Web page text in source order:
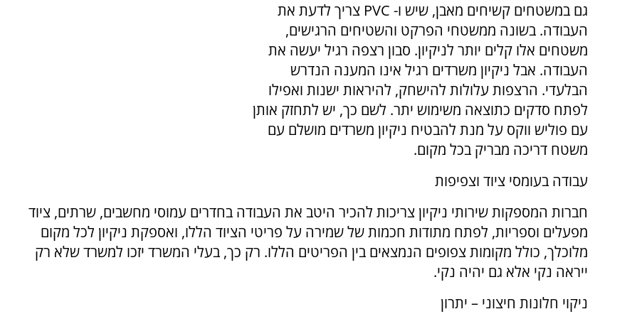
גם במשטחים קשיחים מאבן, שיש ו- PVC צריך לדעת את
העבודה. בשונה ממשטחי הפרקט והשטיחים הרגישים,
משטחים אלו קלים יותר לניקיון. סבון רצפה רגיל יעשה את
העבודה. אבל ניקיון משרדים רגיל אינו המענה הנדרש
הבלעדי. הרצפות עלולות להישחק, להיראות ישנות ואפילו
לפתח סדקים כתוצאה משימוש יתר. לשם כך, יש לתחזק אותן
עם פוליש ווקס על מנת להבטיח ניקיון משרדים מושלם עם
משטח דריכה מבריק בכל מקום.
עבודה בעומסי ציוד וצפיפות
חברות המספקות שירותי ניקיון צריכות להכיר היטב את העבודה בחדרים עמוסי מחשבים, שרתים, ציוד
מפעלים וספריות, לפתח מתודות חכמות של שמירה על פריטי הציוד הללו, ואספקת ניקיון לכל מקום
מלוכלך, כולל מקומות צפופים הנמצאים בין הפריטים הללו. רק כך, בעלי המשרד יזכו למשרד שלא רק
ייראה נקי אלא גם יהיה נקי.
ניקוי חלונות חיצוני – יתרון